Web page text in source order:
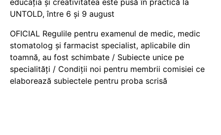
UNTOLD, între 6 și 9 august
OFICIAL Regulile pentru examenul de medic, medic
stomatolog și farmacist specialist, aplicabile din
toamnă, au fost schimbate / Subiecte unice pe
specialități / Condiții noi pentru membrii comisiei ce
elaborează subiectele pentru proba scrisă